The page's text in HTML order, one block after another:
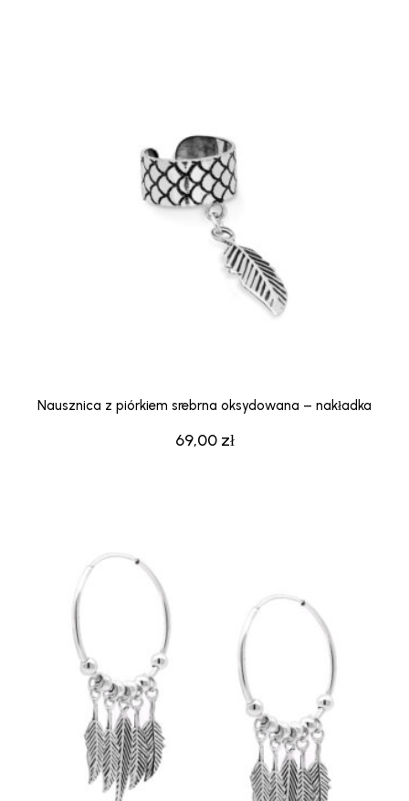
69,00 zł
Nausznica z piórkiem srebrna oksydowana – nakładka